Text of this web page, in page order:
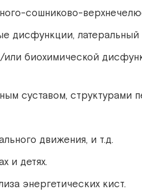
сошниково-
дисфункции,
биохимической
суставом, структурами
движения, и т.д.
и детях.
энергетических кист.